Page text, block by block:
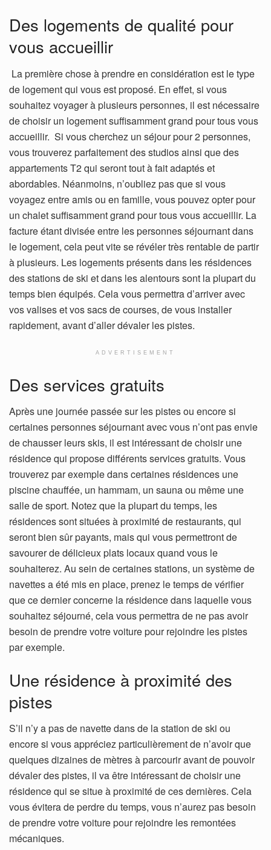
Des logements de qualité pour
vous accueillir
La première chose à prendre en considération est le type
de logement qui vous est proposé. En effet, si vous
souhaitez voyager à plusieurs personnes, il est nécessaire
de choisir un logement suffisamment grand pour tous vous
accueillir. Si vous cherchez un séjour pour 2 personnes,
vous trouverez parfaitement des studios ainsi que des
appartements T2 qui seront tout à fait adaptés et
abordables. Néanmoins, n’oubliez pas que si vous
voyagez entre amis ou en famille, vous pouvez opter pour
un chalet suffisamment grand pour tous vous accueillir. La
facture étant divisée entre les personnes séjournant dans
le logement, cela peut vite se révéler très rentable de partir
à plusieurs. Les logements présents dans les résidences
des stations de ski et dans les alentours sont la plupart du
temps bien équipés. Cela vous permettra d’arriver avec
vos valises et vos sacs de courses, de vous installer
rapidement, avant d’aller dévaler les pistes.
ADVERTISEMENT
Des services gratuits
Après une journée passée sur les pistes ou encore si
certaines personnes séjournant avec vous n’ont pas envie
de chausser leurs skis, il est intéressant de choisir une
résidence qui propose différents services gratuits. Vous
trouverez par exemple dans certaines résidences une
piscine chauffée, un hammam, un sauna ou même une
salle de sport. Notez que la plupart du temps, les
résidences sont situées à proximité de restaurants, qui
seront bien sûr payants, mais qui vous permettront de
savourer de délicieux plats locaux quand vous le
souhaiterez. Au sein de certaines stations, un système de
navettes a été mis en place, prenez le temps de vérifier
que ce dernier concerne la résidence dans laquelle vous
souhaitez séjourné, cela vous permettra de ne pas avoir
besoin de prendre votre voiture pour rejoindre les pistes
par exemple.
Une résidence à proximité des
pistes
S’il n’y a pas de navette dans de la station de ski ou
encore si vous appréciez particulièrement de n’avoir que
quelques dizaines de mètres à parcourir avant de pouvoir
dévaler des pistes, il va être intéressant de choisir une
résidence qui se situe à proximité de ces dernières. Cela
vous évitera de perdre du temps, vous n’aurez pas besoin
de prendre votre voiture pour rejoindre les remontées
mécaniques.